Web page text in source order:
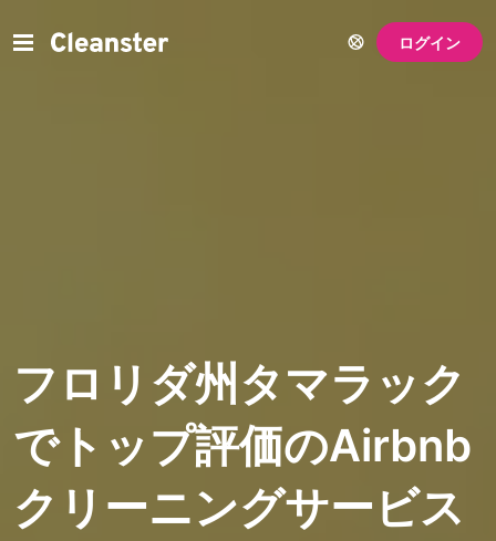
ログイン
フロリダ州タマラック
でトップ評価のAirbnb
クリーニングサービス